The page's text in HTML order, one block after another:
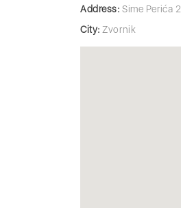
Address: Sime Perića 2
City: Zvornik